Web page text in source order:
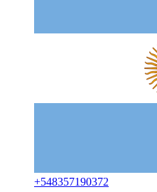
+548357190372